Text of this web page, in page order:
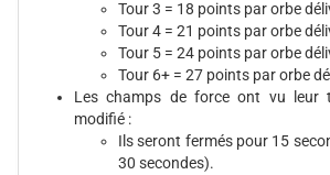
Tour 3 = 18 points par orbe
Tour 4 = 21 points par orbe
Tour 5 = 24 points par orbe
Tour 6+ = 27 points par orbe
Les champs de force ont vu leur
modifié :
Ils seront fermés pour 15
30 secondes).